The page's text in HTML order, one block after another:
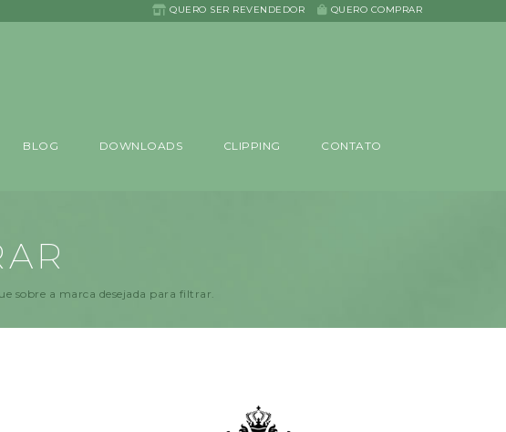
QUERO SER REVENDEDOR QUERO COMPRAR
BLOG DOWNLOADS CLIPPING CONTATO
sobre a marca desejada para filtrar.